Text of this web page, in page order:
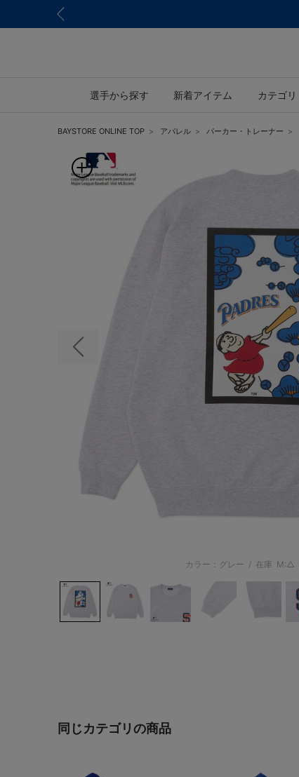
選手から探す 新着アイテム カテゴリ
BAYSTORE ONLINE TOP アパレル パーカー・トレーナー
前の画像
カラー：グレー / 在庫 M:△
同じカテゴリの商品